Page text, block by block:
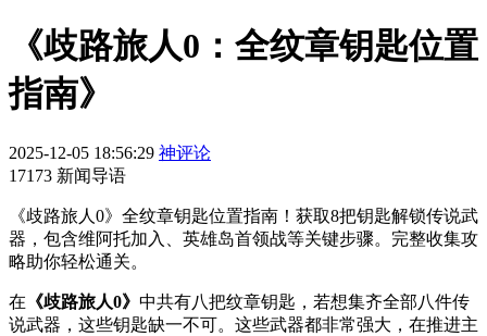
《歧路旅人0：全纹章钥匙位置
指南》
2025-12-05 18:56:29 神评论
17173 新闻导语
《歧路旅人0》全纹章钥匙位置指南！获取8把钥匙解锁传说武
器，包含维阿托加入、英雄岛首领战等关键步骤。完整收集攻
略助你轻松通关。
在 《歧路旅人0》 中共有八把纹章钥匙，若想集齐全部八件传
说武器，这些钥匙缺一不可。这些武器都非常强大，在推进主